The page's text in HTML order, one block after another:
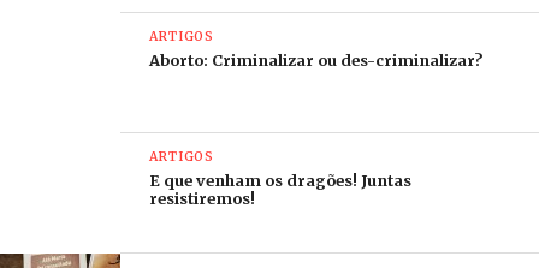
ARTIGOS
Aborto: Criminalizar ou des-criminalizar?
ARTIGOS
E que venham os dragões! Juntas
resistiremos!